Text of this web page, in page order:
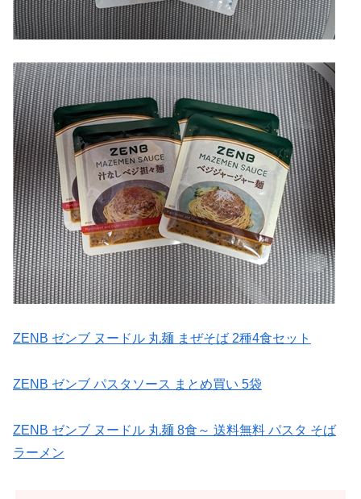
ZENB ゼンブ ヌードル 丸麺 まぜそば 2種4食セット
ZENB ゼンブ パスタソース まとめ買い 5袋
ZENB ゼンブ ヌードル 丸麺 8食～ 送料無料 パスタ そば
ラーメン